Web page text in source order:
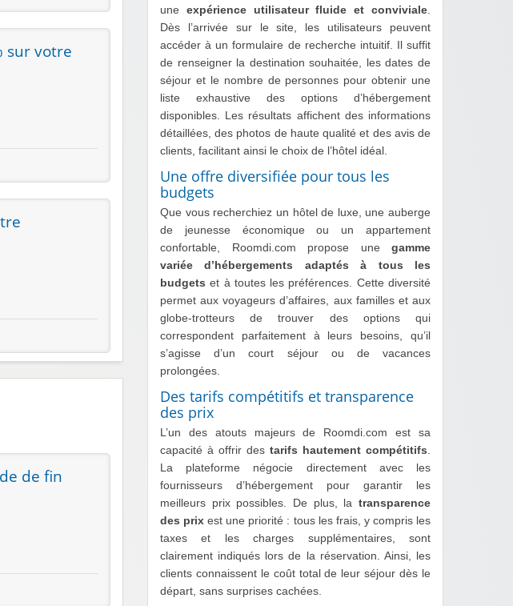
sur votre
de fin
une expérience utilisateur fluide et conviviale.
Dès l’arrivée sur le site, les utilisateurs peuvent
accéder à un formulaire de recherche intuitif. Il suffit
de renseigner la destination souhaitée, les dates de
séjour et le nombre de personnes pour obtenir une
liste exhaustive des options d’hébergement
disponibles. Les résultats affichent des informations
détaillées, des photos de haute qualité et des avis de
clients, facilitant ainsi le choix de l’hôtel idéal.
Une offre diversifiée pour tous les
budgets
Que vous recherchiez un hôtel de luxe, une auberge
de jeunesse économique ou un appartement
confortable, Roomdi.com propose une gamme
variée d’hébergements adaptés à tous les
budgets et à toutes les préférences. Cette diversité
permet aux voyageurs d’affaires, aux familles et aux
globe-trotteurs de trouver des options qui
correspondent parfaitement à leurs besoins, qu’il
s’agisse d’un court séjour ou de vacances
prolongées.
Des tarifs compétitifs et transparence
des prix
L’un des atouts majeurs de Roomdi.com est sa
capacité à offrir des tarifs hautement compétitifs.
La plateforme négocie directement avec les
fournisseurs d’hébergement pour garantir les
meilleurs prix possibles. De plus, la transparence
des prix est une priorité : tous les frais, y compris les
taxes et les charges supplémentaires, sont
clairement indiqués lors de la réservation. Ainsi, les
clients connaissent le coût total de leur séjour dès le
départ, sans surprises cachées.